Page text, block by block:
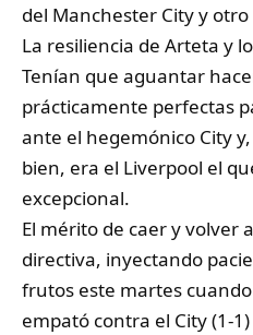
del Manchester City y
La resiliencia de Arteta y
Tenían que aguantar
prácticamente perfectas
ante el hegemónico City
bien, era el Liverpool el
excepcional.
El mérito de caer y volver
directiva, inyectando
frutos este martes
empató contra el City (1-